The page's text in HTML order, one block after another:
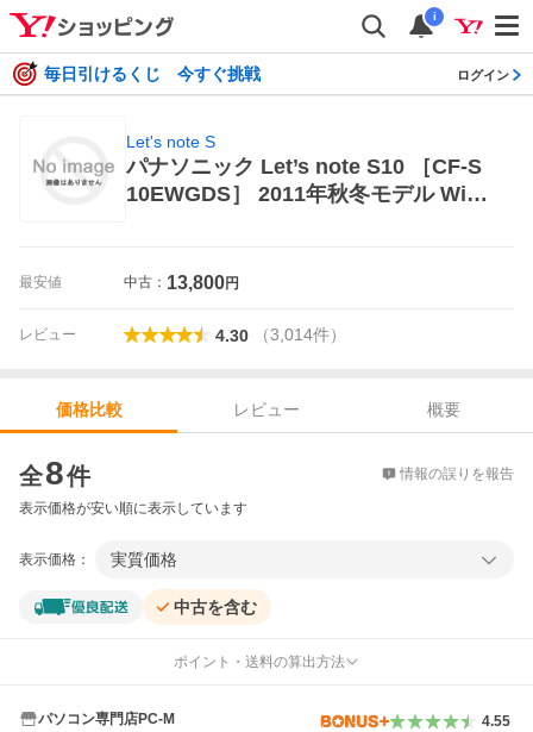
i
毎日引けるくじ 今すぐ挑戦 ログイン
Let's note S
パナソニック Let’s note S10 ［CF-S
10EWGDS］ 2011年秋冬モデル Wind
最安値 中古： 13,800円
レビュー 4.30 （3,014件）
価格比較 レビュー
概要
全8件 情報の誤りを報告
表示価格が安い順に表示しています
表示価格： 実質価格
中古を含む
ポイント・送料の算出方法
パソコン専門店PC-M 4.55